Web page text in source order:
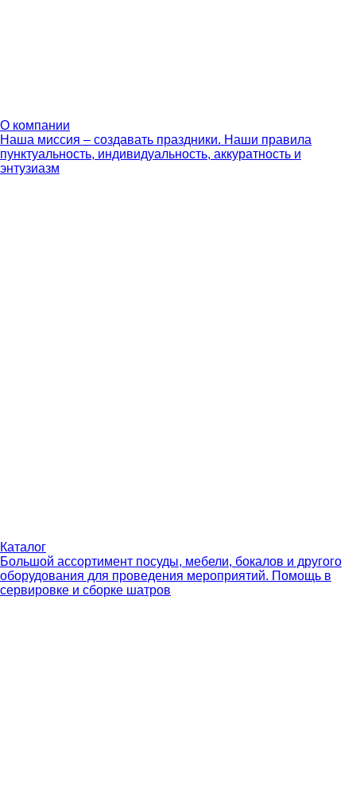
О компании
Наша миссия – создавать праздники. Наши правила
пунктуальность, индивидуальность, аккуратность и
энтузиазм
Каталог
Большой ассортимент посуды, мебели, бокалов и другого
оборудования для проведения мероприятий. Помощь в
сервировке и сборке шатров